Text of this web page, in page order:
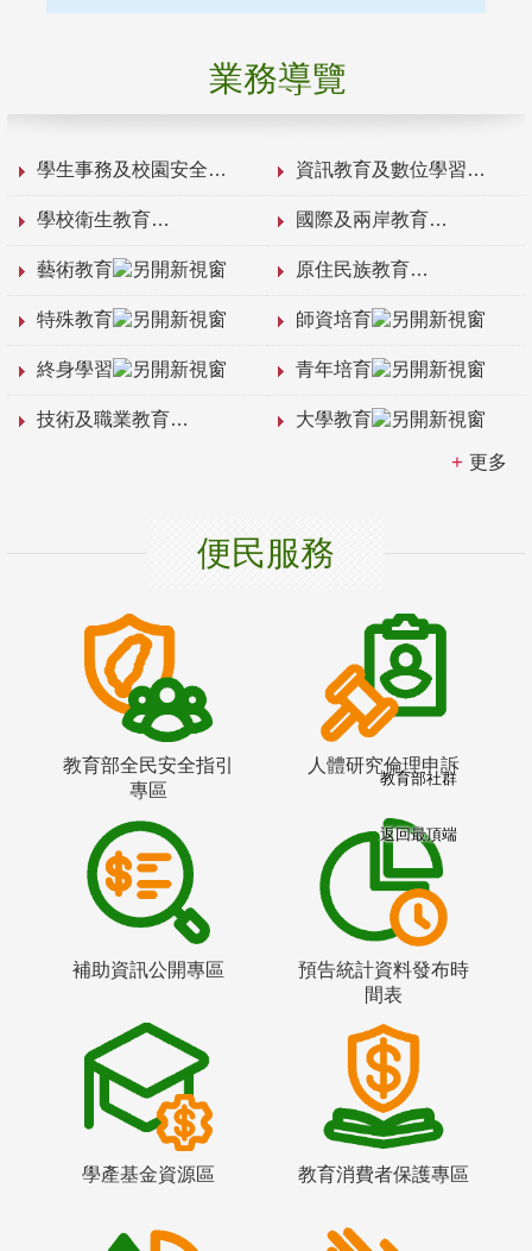
業務導覽
學生事務及校園安全 資訊教育及數位學習
學校衛生教育 國際及兩岸教育
藝術教育 原住民族教育
特殊教育 師資培育
終身學習 青年培育
技術及職業教育 大學教育
更多
便民服務
教育部全民安全指引
專區
人體研究倫理申訴
補助資訊公開專區
預告統計資料發布時
間表
學產基金資源區 教育消費者保護專區
教育部社群
返回最頂端